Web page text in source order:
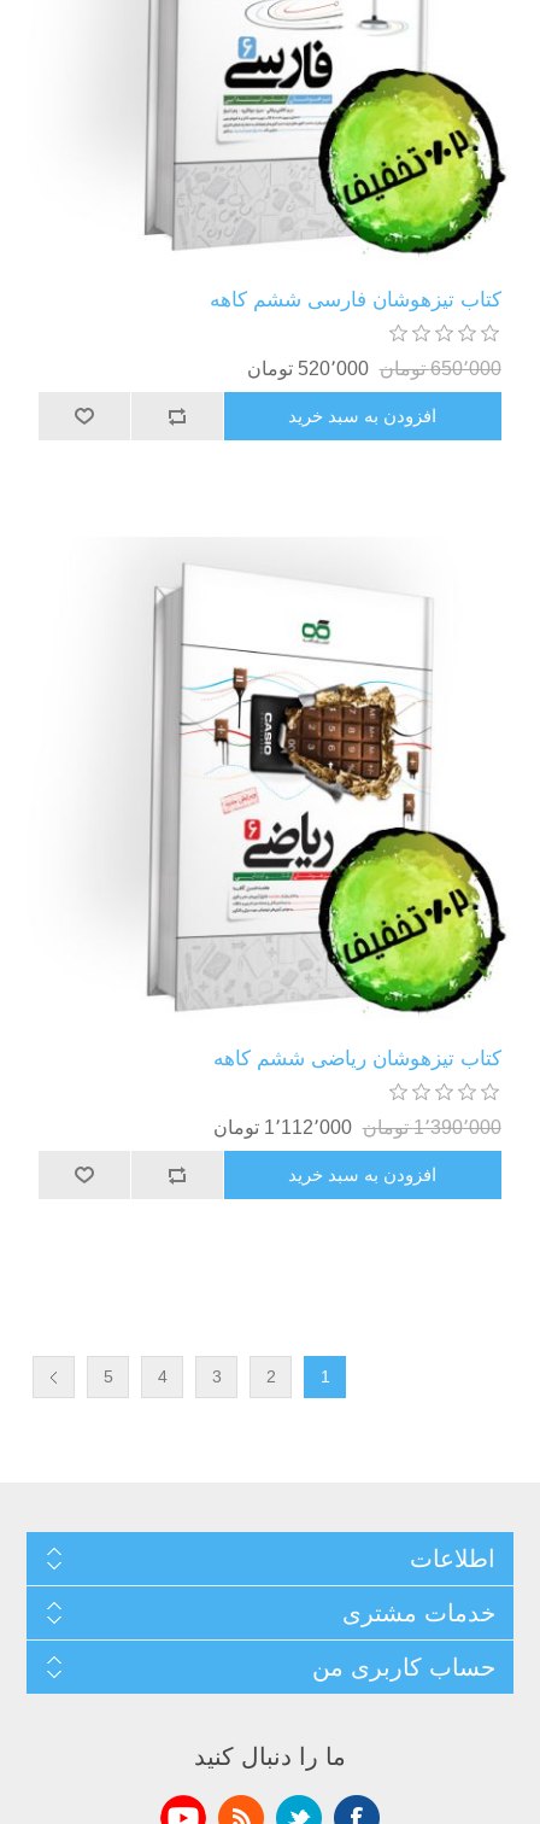
کتاب تیزهوشان فارسی ششم کاهه
650٬000 تومان 520٬000 تومان
افزودن به سبد خرید
کتاب تیزهوشان ریاضی ششم کاهه
1٬390٬000 تومان 1٬112٬000 تومان
افزودن به سبد خرید
1
2
3
4
5
اطلاعات
خدمات مشتری
حساب کاربری من
ما را دنبال کنید